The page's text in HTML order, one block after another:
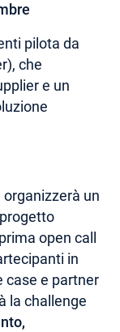
pilota da
che
e un
organizzerà un
open call
in
case e partner
la challenge